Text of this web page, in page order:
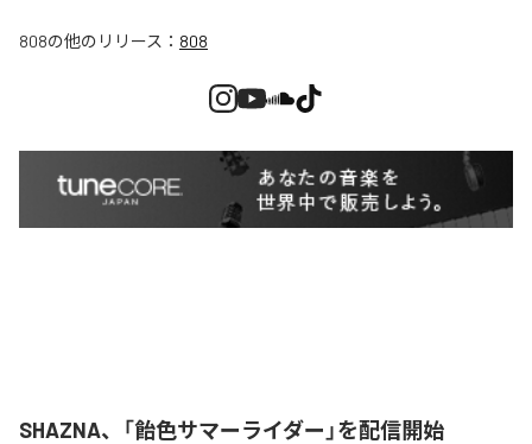
808の他のリリース： 808
SHAZNA、「飴色サマーライダー」を配信開始